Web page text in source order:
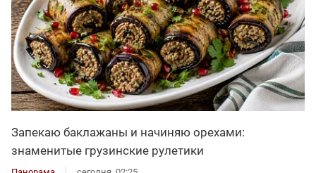
Запекаю баклажаны и начиняю орехами:
знаменитые грузинские рулетики